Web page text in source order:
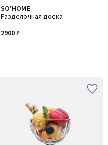
SO'HOME
Разделочная доска
2900 ₽